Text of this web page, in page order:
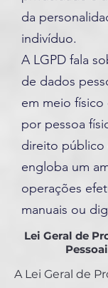
da
indivíduo.
A LGPD fala
de dados
em meio
por pessoa
direito público
engloba um
operações
manuais ou
Lei Geral de
A Lei Geral de